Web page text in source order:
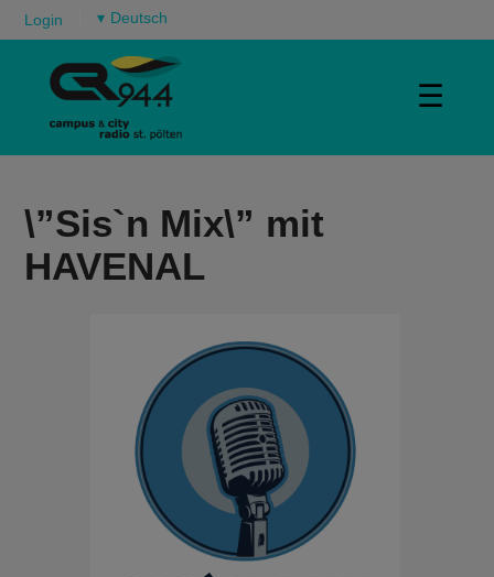
Login ▾
☰
\”Sis`n Mix\” mit
HAVENAL